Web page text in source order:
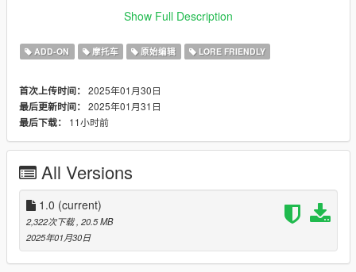
dlcpacks:/speedstercrShow Full Description
ADD-ON 摩托车 原始编辑 LORE FRIENDLY
首次上传时间： 2025年01月30日
最后更新时间： 2025年01月31日
最后下载：
11小时前
All Versions
1.0 (current)
2,322次下载 , 20.5 MB
2025年01月30日